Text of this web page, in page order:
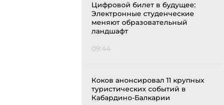
Цифровой билет в будущее:
Электронные студенческие
меняют образовательный
ландшафт
09:44
Коков анонсировал 11 крупных
туристических событий в
Кабардино-Балкарии